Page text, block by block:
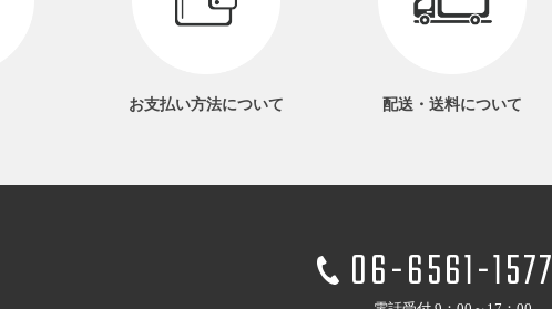
お支払い方法について 配送・送料について
06-6561-1577